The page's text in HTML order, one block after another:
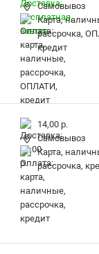
Самовывоз
карта, наличные,
рассрочка,
кредит
14,00 р.
Самовывоз
карта, наличные,
рассрочка,